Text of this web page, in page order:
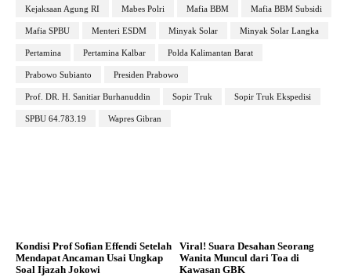
Kejaksaan Agung RI Mabes Polri Mafia BBM Mafia BBM Subsidi
Mafia SPBU Menteri ESDM Minyak Solar Minyak Solar Langka
Pertamina Pertamina Kalbar Polda Kalimantan Barat
Prabowo Subianto Presiden Prabowo
Prof. DR. H. Sanitiar Burhanuddin Sopir Truk Sopir Truk Ekspedisi
SPBU 64.783.19 Wapres Gibran
Kondisi Prof Sofian Effendi Setelah
Mendapat Ancaman Usai Ungkap
Soal Ijazah Jokowi
Viral! Suara Desahan Seorang
Wanita Muncul dari Toa di
Kawasan GBK